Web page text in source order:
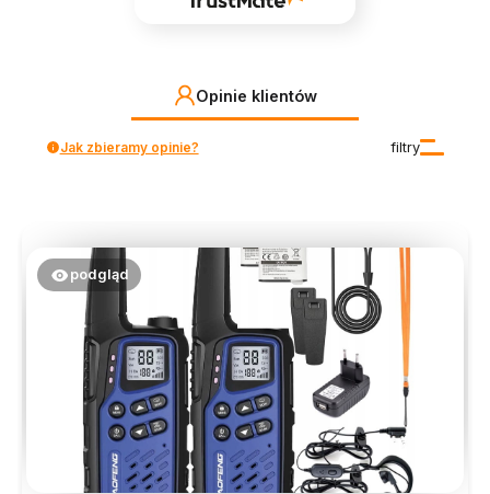
Opinie klientów
filtry
Jak zbieramy opinie?
podgląd